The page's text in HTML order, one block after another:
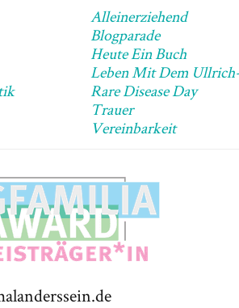
Alleinerziehend
Blogparade
Heute Ein Buch
Rare Disease Day
Trauer
Vereinbarkeit